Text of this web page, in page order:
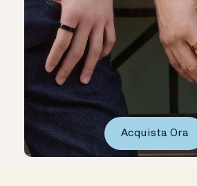
Acquista Ora